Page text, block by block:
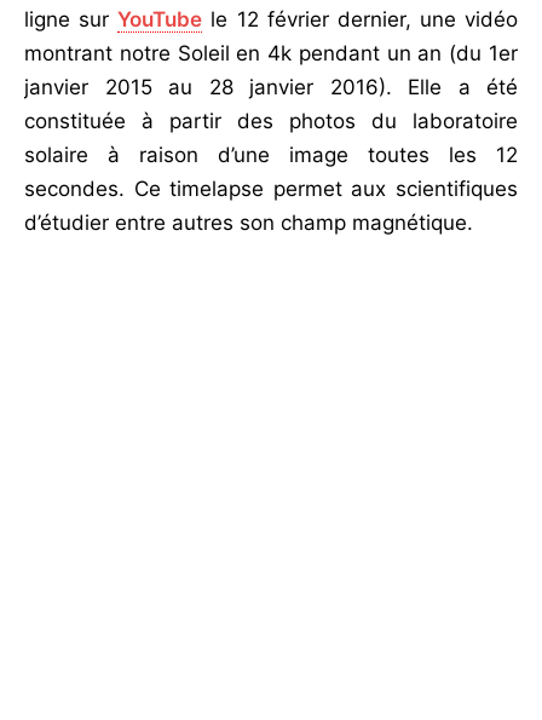
ligne surYouTube le 12 février dernier, une vidéo
montrant notre Soleil en 4k pendant un an (du 1er
janvier 2015 au 28 janvier 2016). Elle a été
constituée à partir des photos du laboratoire
solaire à raison d’une image toutes les 12
secondes. Ce timelapse permet aux scientifiques
d’étudier entre autres son champ magnétique.